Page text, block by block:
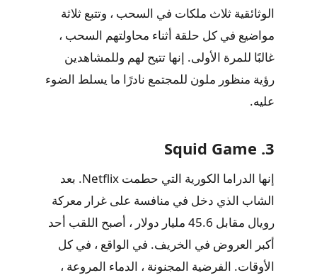
الوثائقية ثلاث ملكات في السحب ، وتتبع ثلاثة
مواضيع في كل حلقة أثناء محاولتهم السحب ،
غالبًا للمرة الأولى. إنها تتيح لهم وللمشاهدين
رؤية منظور ملون للمجتمع نادرًا ما يسلط الضوء
عليه.
3. Squid Game
إنها الدراما الكورية التي حطمت Netflix. بعد
الشاب الذي دخل في منافسة على غرار معركة
رويال مقابل 45.6 مليار دولار ، أصبح اللقب أحد
أكبر العروض في الخريف. في الواقع ، في كل
الأوقات. الفرضية المجنونة ، الدماء المروعة ،